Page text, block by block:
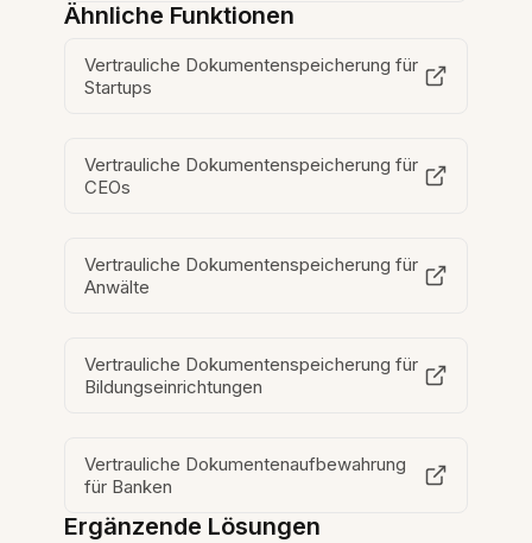
Ähnliche Funktionen
Vertrauliche Dokumentenspeicherung für
Startups
Vertrauliche Dokumentenspeicherung für
CEOs
Vertrauliche Dokumentenspeicherung für
Anwälte
Vertrauliche Dokumentenspeicherung für
Bildungseinrichtungen
Vertrauliche Dokumentenaufbewahrung
für Banken
Ergänzende Lösungen